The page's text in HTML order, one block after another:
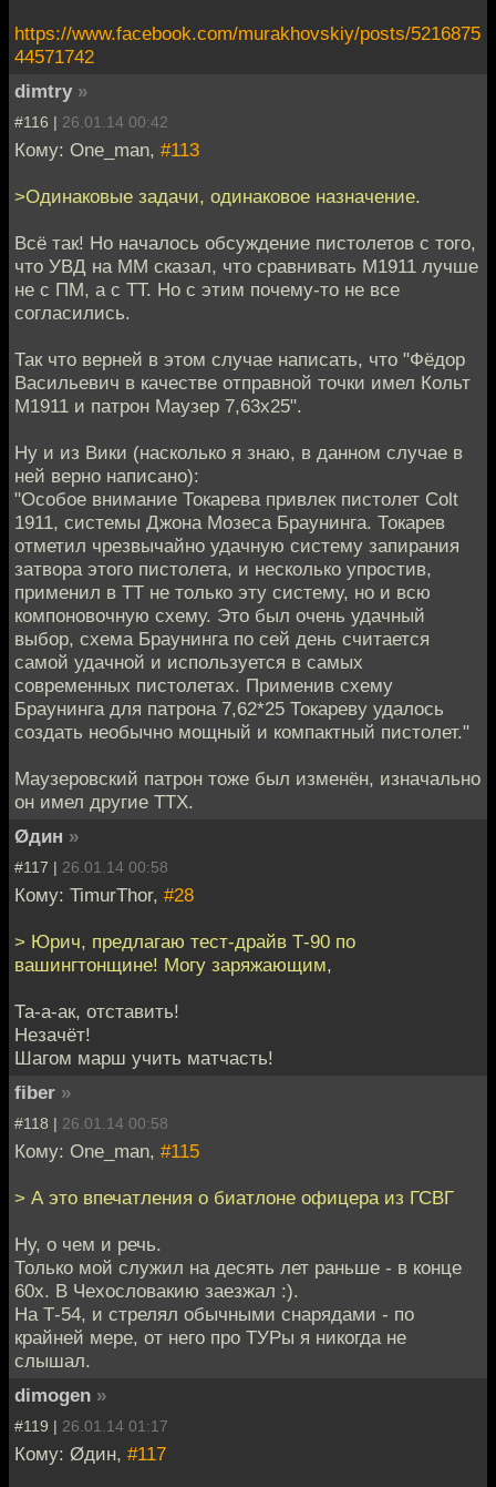
https://www.facebook.com/murakhovskiy/posts/5216875
44571742
dimtry »
#116 | 26.01.14 00:42
Кому: One_man, #113
>Одинаковые задачи, одинаковое назначение.
Всё так! Но началось обсуждение пистолетов с того,
что УВД на ММ сказал, что сравнивать М1911 лучше
не с ПМ, а с ТТ. Но с этим почему-то не все
согласились.
Так что верней в этом случае написать, что "Фёдор
Васильевич в качестве отправной точки имел Кольт
М1911 и патрон Маузер 7,63х25".
Ну и из Вики (насколько я знаю, в данном случае в
ней верно написано):
"Особое внимание Токарева привлек пистолет Colt
1911, системы Джона Мозеса Браунинга. Токарев
отметил чрезвычайно удачную систему запирания
затвора этого пистолета, и несколько упростив,
применил в ТТ не только эту систему, но и всю
компоновочную схему. Это был очень удачный
выбор, схема Браунинга по сей день считается
самой удачной и используется в самых
современных пистолетах. Применив схему
Браунинга для патрона 7,62*25 Токареву удалось
создать необычно мощный и компактный пистолет."
Маузеровский патрон тоже был изменён, изначально
он имел другие ТТХ.
Øдин »
#117 | 26.01.14 00:58
Кому: TimurThor, #28
> Юрич, предлагаю тест-драйв Т-90 по
вашингтонщине! Могу заряжающим,
Та-а-ак, отставить!
Незачёт!
Шагом марш учить матчасть!
fiber »
#118 | 26.01.14 00:58
Кому: One_man, #115
> А это впечатления о биатлоне офицера из ГСВГ
Ну, о чем и речь.
Только мой служил на десять лет раньше - в конце
60х. В Чехословакию заезжал :).
На Т-54, и стрелял обычными снарядами - по
крайней мере, от него про ТУРы я никогда не
слышал.
dimogen »
#119 | 26.01.14 01:17
Кому: Øдин, #117